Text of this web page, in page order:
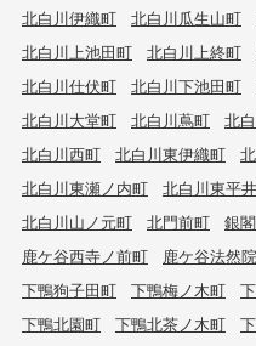
北白川伊織町 北白川瓜生山町
北白川上池田町
北白川上終町
北白川仕伏町
北白川下池田町
北白川大堂町
北白川蔦町 北
北白川西町
北白川東伊織町
北白川東瀬ノ内町
北白川東平
北白川山ノ元町
北門前町 銀
鹿ケ谷西寺ノ前町
鹿ケ谷法然
下鴨狗子田町
下鴨梅ノ木町
下鴨北園町
下鴨北茶ノ木町